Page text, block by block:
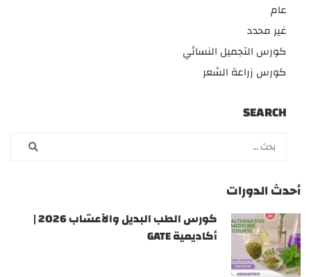
عام
غير محدد
كورس التجميل النسائي
كورس زراعة الشعر
SEARCH
أحدث الدورات
كورس الطب البديل والأعشاب 2026 |
أكاديمية GATE